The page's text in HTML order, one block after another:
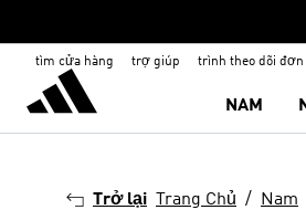
tìm cửa hàng trợ giúp trình theo dõi đơn
NAM
Trở lại Trang Chủ Nam